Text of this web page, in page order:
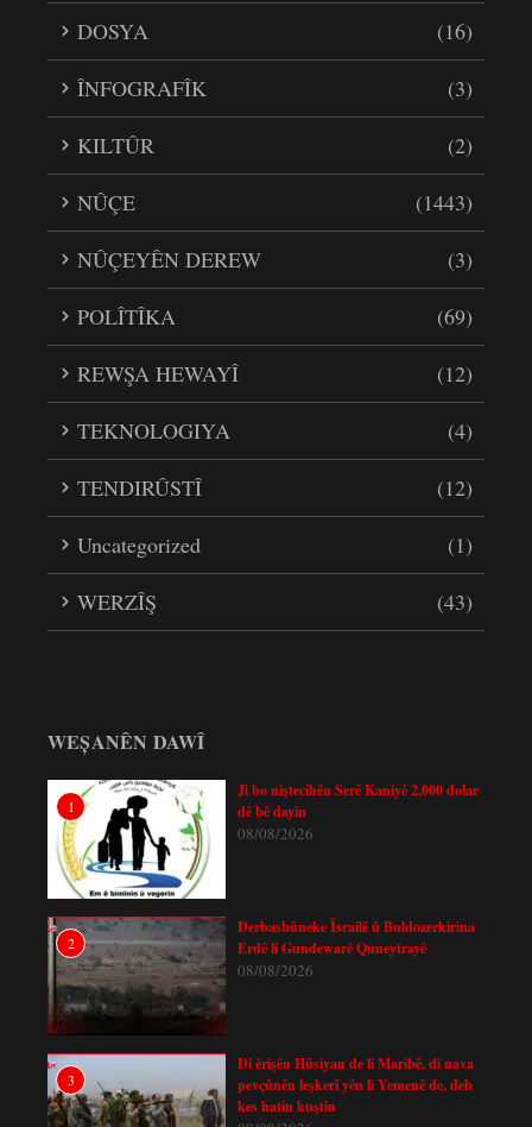
DOSYA
(16)
ÎNFOGRAFÎK
(3)
KILTÛR
(2)
NÛÇE
(1443)
NÛÇEYÊN DEREW
(3)
POLÎTÎKA
(69)
REWŞA HEWAYÎ
(12)
TEKNOLOGIYA
(4)
TENDIRÛSTÎ
(12)
Uncategorized
(1)
WERZÎŞ
(43)
WEȘANÊN DAWÎ
1
Ji bo niştecihên Serê Kaniyê 2,000 dolar
dê bê dayîn
08/08/2026
2
Derbasbûneke Îsraîlê û Buldozerkirina
Erdê li Gundewarê Quneytrayê
08/08/2026
3
Di êrîşên Hûsiyan de li Maribê, di nava
pevçûnên leşkerî yên li Yemenê de, deh
kes hatin kuştin